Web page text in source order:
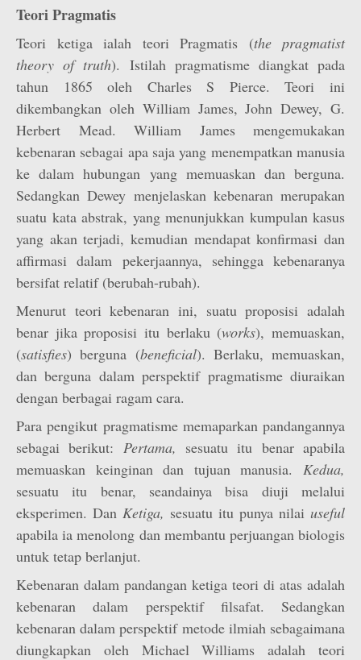
Teori Pragmatis
Teori ketiga ialah teori Pragmatis (the pragmatist
theory of truth). Istilah pragmatisme diangkat pada
tahun 1865 oleh Charles S Pierce. Teori ini
dikembangkan oleh William James, John Dewey, G.
Herbert Mead. William James mengemukakan
kebenaran sebagai apa saja yang menempatkan manusia
ke dalam hubungan yang memuaskan dan berguna.
Sedangkan Dewey menjelaskan kebenaran merupakan
suatu kata abstrak, yang menunjukkan kumpulan kasus
yang akan terjadi, kemudian mendapat konfirmasi dan
affirmasi dalam pekerjaannya, sehingga kebenaranya
bersifat relatif (berubah-rubah).
Menurut teori kebenaran ini, suatu proposisi adalah
benar jika proposisi itu berlaku (works), memuaskan,
(satisfies) berguna (beneficial). Berlaku, memuaskan,
dan berguna dalam perspektif pragmatisme diuraikan
dengan berbagai ragam cara.
Para pengikut pragmatisme memaparkan pandangannya
sebagai berikut: Pertama, sesuatu itu benar apabila
memuaskan keinginan dan tujuan manusia. Kedua,
sesuatu itu benar, seandainya bisa diuji melalui
eksperimen. Dan Ketiga, sesuatu itu punya nilai useful
apabila ia menolong dan membantu perjuangan biologis
untuk tetap berlanjut.
Kebenaran dalam pandangan ketiga teori di atas adalah
kebenaran dalam perspektif filsafat. Sedangkan
kebenaran dalam perspektif metode ilmiah sebagaimana
diungkapkan oleh Michael Williams adalah teori